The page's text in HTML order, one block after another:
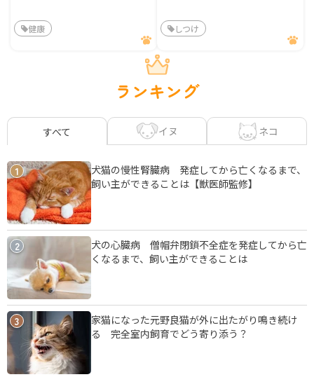
健康 しつけ
ランキング
すべて イヌ ネコ
1
犬猫の慢性腎臓病 発症してから亡くなるまで、
飼い主ができることは【獣医師監修】
2
犬の心臓病 僧帽弁閉鎖不全症を発症してから亡
くなるまで、飼い主ができることは
3
家猫になった元野良猫が外に出たがり鳴き続け
る 完全室内飼育でどう寄り添う？